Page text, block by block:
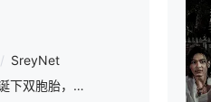
/ SreyNet
医生曾严禁丹妮怀孕，她却意外诞下双胞胎，命运的转折让母子三人接连离世【嘿叭电影-热播电影免费在线观看】在柬埔寨传统火葬仪式筹备期间，殡葬师与僧侣按习俗处理后事，却接连遭遇毛骨悚然的怪事。停尸间的异响、